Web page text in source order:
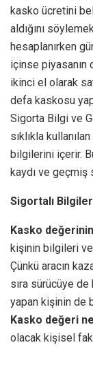
kasko ücretini
aldığını
hesaplanırken
içinse piyasanın
ikinci el olarak
defa kaskosu
Sigorta Bilgi ve
sıklıkla
bilgilerini içerir.
kaydı ve
Sigortalı
Kasko
kişinin bilgileri
Çünkü aracın
sıra sürücüye de
yapan kişinin de
Kasko değeri
olacak kişisel